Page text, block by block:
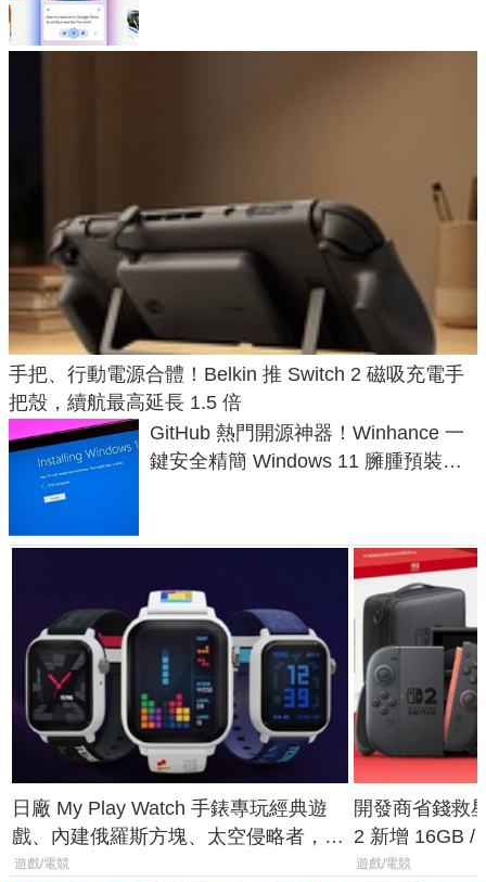
手把、行動電源合體！Belkin 推 Switch 2 磁吸充電手
把殼，續航最高延長 1.5 倍
GitHub 熱門開源神器！Winhance 一
鍵安全精簡 Windows 11 臃腫預裝軟
日廠 My Play Watch 手錶專玩經典遊
戲、內建俄羅斯方塊、太空侵略者，不
過竟然不能連手機？
遊戲/電競
開發商省錢救
2 新增 16GB /
選擇
遊戲/電競